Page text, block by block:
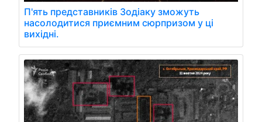
П'ять представників Зодіаку зможуть
насолодитися приємним сюрпризом у ці
вихідні.